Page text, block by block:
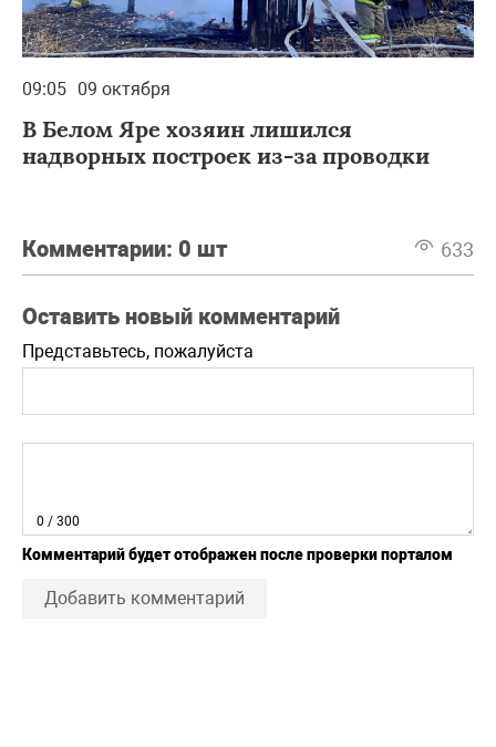
09:05 09 октября
В Белом Яре хозяин лишился
надворных построек из-за проводки
Комментарии: 0 шт 633
Оставить новый комментарий
Представьтесь, пожалуйста
0 / 300
Комментарий будет отображен после проверки порталом
Добавить комментарий